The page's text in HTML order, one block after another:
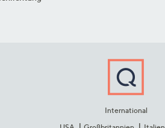
International